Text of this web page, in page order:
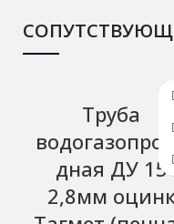
Труба
дная ДУ 15
2,8мм